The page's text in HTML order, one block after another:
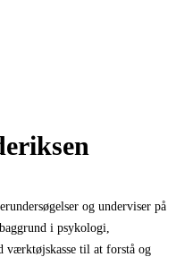
og underviser på
i psykologi,
værktøjskasse til at forstå og